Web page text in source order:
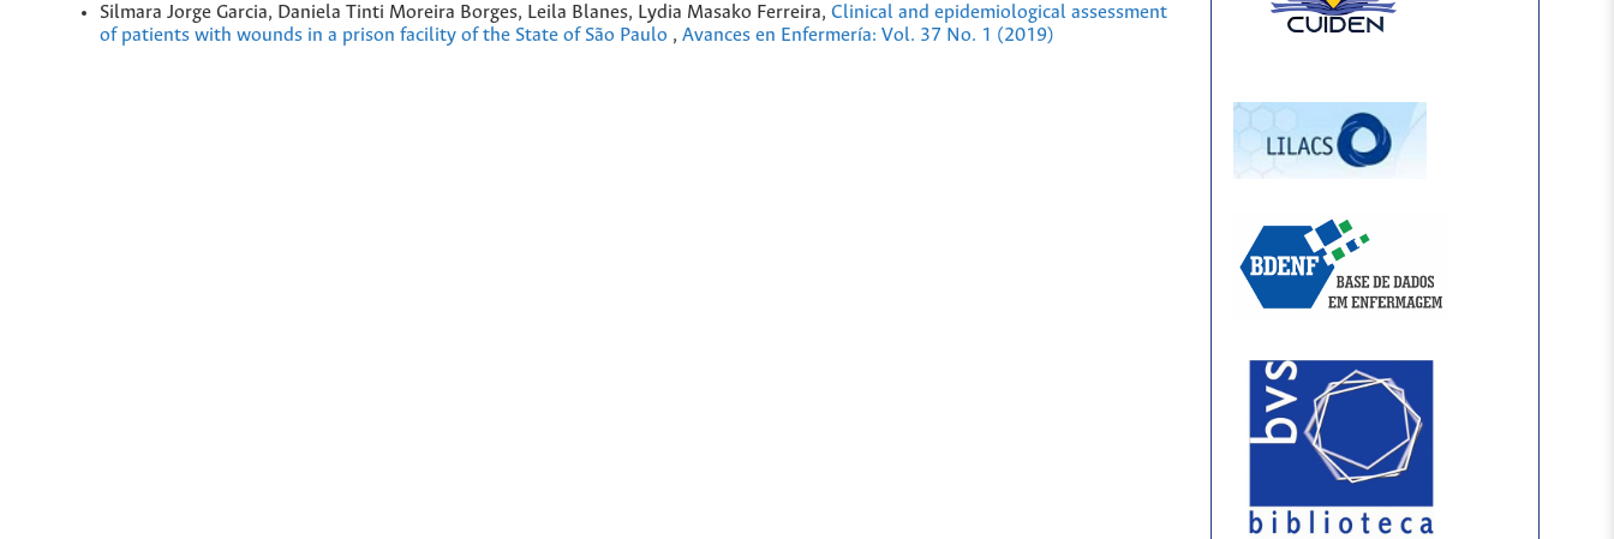
Silmara Jorge Garcia, Daniela Tinti Moreira Borges, Leila Blanes, Lydia Masako Ferreira, Clinical and epidemiological assessment
of patients with wounds in a prison facility of the State of São Paulo , Avances en Enfermería: Vol. 37 No. 1 (2019)